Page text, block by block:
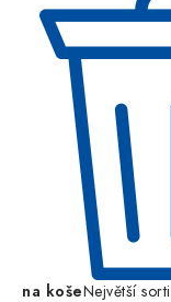
na košeNejvětší